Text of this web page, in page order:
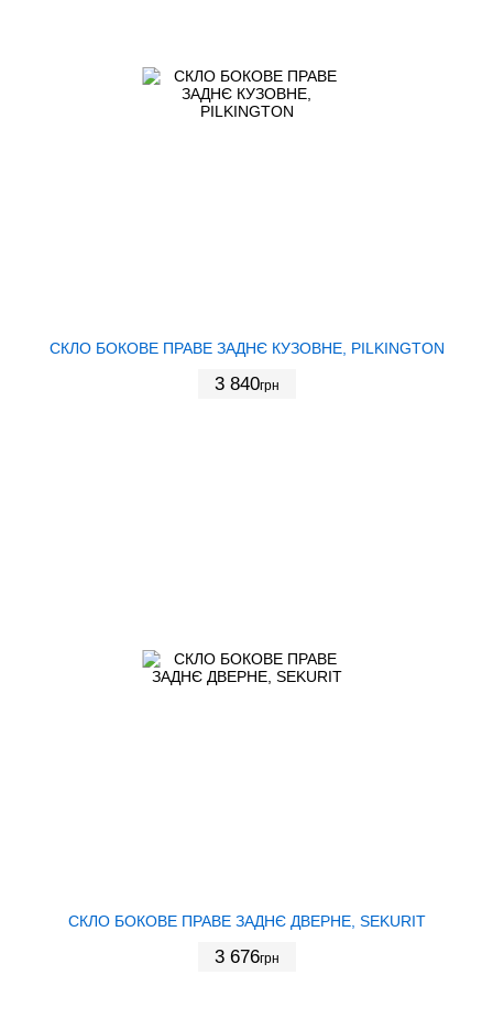
СКЛО БОКОВЕ ПРАВЕ ЗАДНЄ КУЗОВНЕ, PILKINGTON
3 840грн
СКЛО БОКОВЕ ПРАВЕ ЗАДНЄ ДВЕРНЕ, SEKURIT
3 676грн